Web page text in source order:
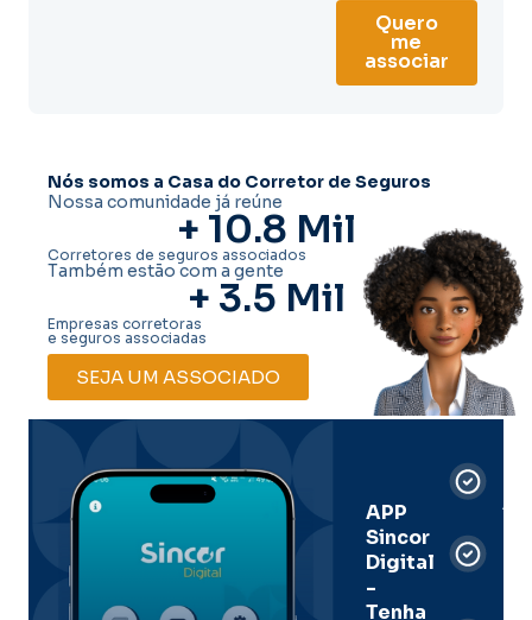
Quero
me
associar
Nós somos a Casa do Corretor de Seguros
Nossa comunidade já reúne
+ 10.8 Mil
Corretores de seguros associados
Também estão com a gente
+ 3.5 Mil
Empresas corretoras
e seguros associadas
SEJA UM ASSOCIADO
APP
Sincor
Digital
-
Tenha